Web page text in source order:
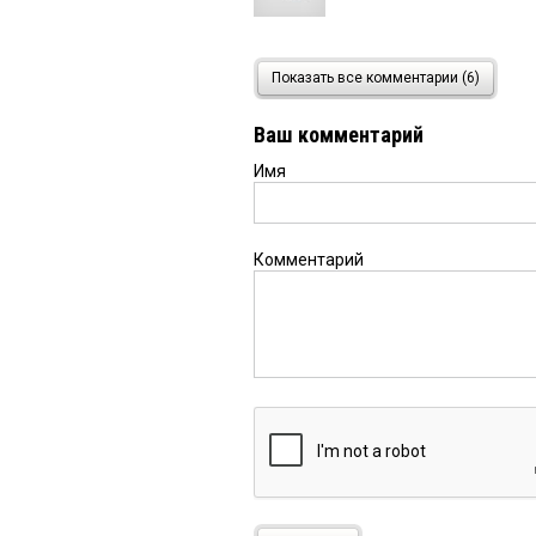
28 августа 2020 в
Зачем помидорами?На
Анна 28 августа 2020 в
Показать все комментарии (6)
Ваш комментарий
Имя
Комментарий